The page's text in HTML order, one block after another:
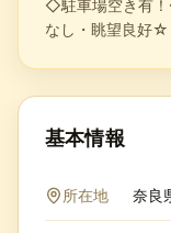
◇駐車場空き有
なし・眺望良好☆
基本情報
所在地 奈良